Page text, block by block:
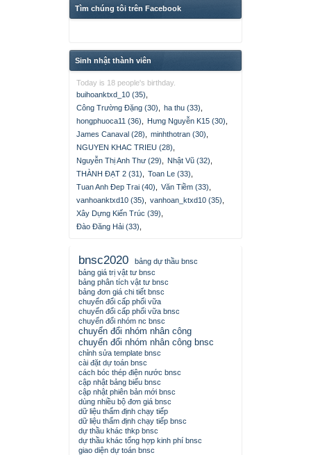
Tìm chúng tôi trên Facebook
Sinh nhật thành viên
Today is 18 people's birthday.
buihoanktxd_10 (35)
Công Trường Đặng (30)
ha thu (33)
hongphuoca11 (36)
Hưng Nguyễn K15 (30)
James Canaval (28)
minhthotran (30)
NGUYEN KHAC TRIEU (28)
Nguyễn Thị Anh Thư (29)
Nhật Vũ (32)
THÀNH ĐẠT 2 (31)
Toan Le (33)
Tuan Anh Đep Trai (40)
Văn Tiềm (33)
vanhoanktxd10 (35)
vanhoan_ktxd10 (35)
Xây Dựng Kiến Trúc (39)
Đào Đăng Hải (33)
bnsc2020
bảng dự thầu bnsc
bảng giá trị vật tư bnsc
bảng phân tích vật tư bnsc
bảng đơn giá chi tiết bnsc
chuyển đổi cấp phối vữa
chuyển đổi cấp phối vữa bnsc
chuyển đổi nhóm nc bnsc
chuyển đổi nhóm nhân công
chuyển đổi nhóm nhân công bnsc
chỉnh sửa template bnsc
cài đặt dự toán bnsc
cách bóc thép điện nước bnsc
cập nhật bảng biểu bnsc
cập nhật phiên bản mới bnsc
dùng nhiều bộ đơn giá bnsc
dữ liệu thẩm định chạy tiếp
dữ liệu thẩm định chạy tiếp bnsc
dự thầu khác thkp bnsc
dự thầu khác tổng hợp kinh phí bnsc
giao diện dự toán bnsc